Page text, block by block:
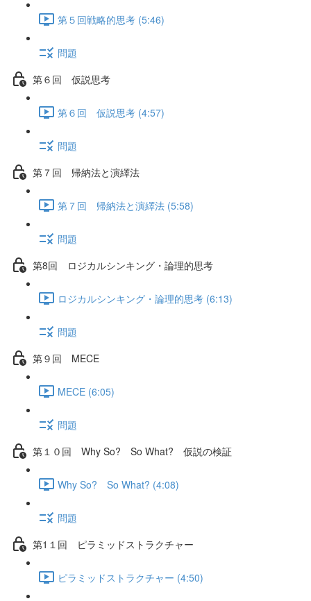
第５回戦略的思考 (5:46)
問題
第６回 仮説思考
第６回 仮説思考 (4:57)
問題
第７回 帰納法と演繹法
第７回 帰納法と演繹法 (5:58)
問題
第8回 ロジカルシンキング・論理的思考
ロジカルシンキング・論理的思考 (6:13)
問題
第９回 MECE
MECE (6:05)
問題
第１０回 Why So? So What? 仮説の検証
Why So? So What? (4:08)
問題
第1１回 ピラミッドストラクチャー
ピラミッドストラクチャー (4:50)